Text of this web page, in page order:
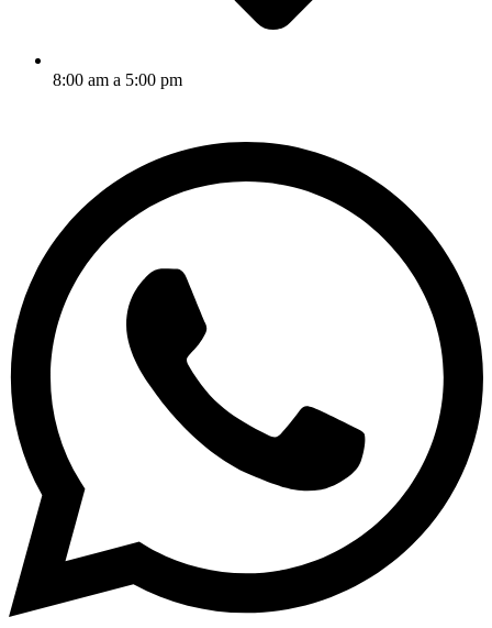
8:00 am a 5:00 pm​